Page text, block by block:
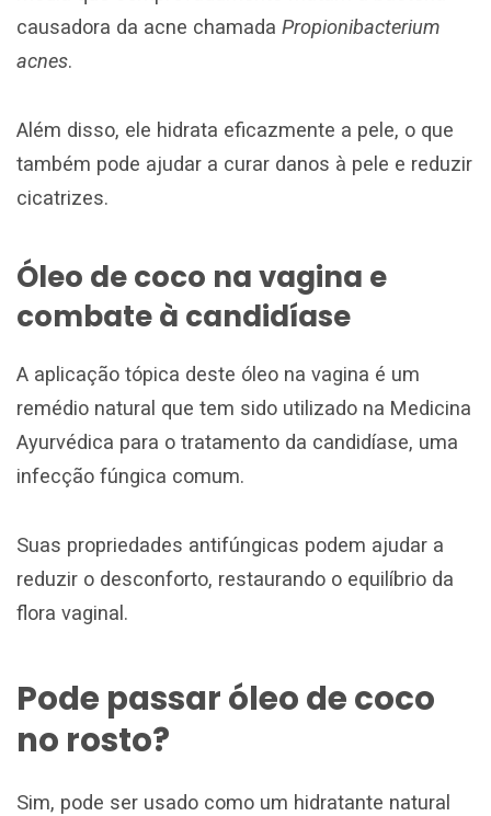
causadora da acne chamada Propionibacterium
acnes.
Além disso, ele hidrata eficazmente a pele, o que
também pode ajudar a curar danos à pele e reduzir
cicatrizes.
Óleo de coco na vagina e
combate à candidíase
A aplicação tópica deste óleo na vagina é um
remédio natural que tem sido utilizado na Medicina
Ayurvédica para o tratamento da candidíase, uma
infecção fúngica comum.
Suas propriedades antifúngicas podem ajudar a
reduzir o desconforto, restaurando o equilíbrio da
flora vaginal.
Pode passar óleo de coco
no rosto?
Sim, pode ser usado como um hidratante natural